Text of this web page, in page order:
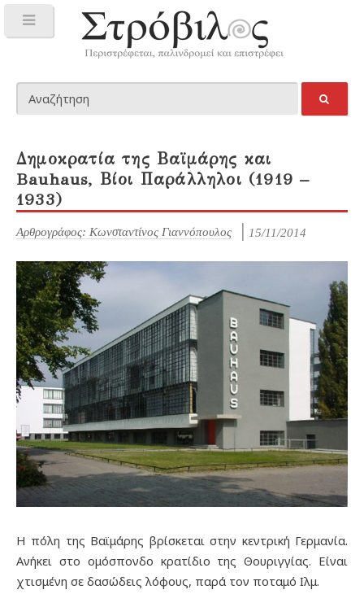
Δημοκρατία της Βαϊμάρης και
Bauhaus, Βίοι Παράλληλοι (1919 –
1933)
Αρθρογράφος: Κωνσταντίνος Γιαννόπουλος 15/11/2014
Η πόλη της Βαϊμάρης βρίσκεται στην κεντρική Γερμανία.
Ανήκει στο ομόσπονδο κρατίδιο της Θουριγγίας. Είναι
χτισμένη σε δασώδεις λόφους, παρά τον ποταμό Ιλμ.